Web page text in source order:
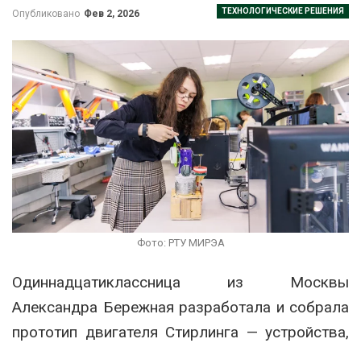
ТЕХНОЛОГИЧЕСКИЕ РЕШЕНИЯ
Опубликовано Фев 2, 2026
Фото: РТУ МИРЭА
Одиннадцатиклассница из Москвы
Александра Бережная разработала и собрала
прототип двигателя Стирлинга — устройства,